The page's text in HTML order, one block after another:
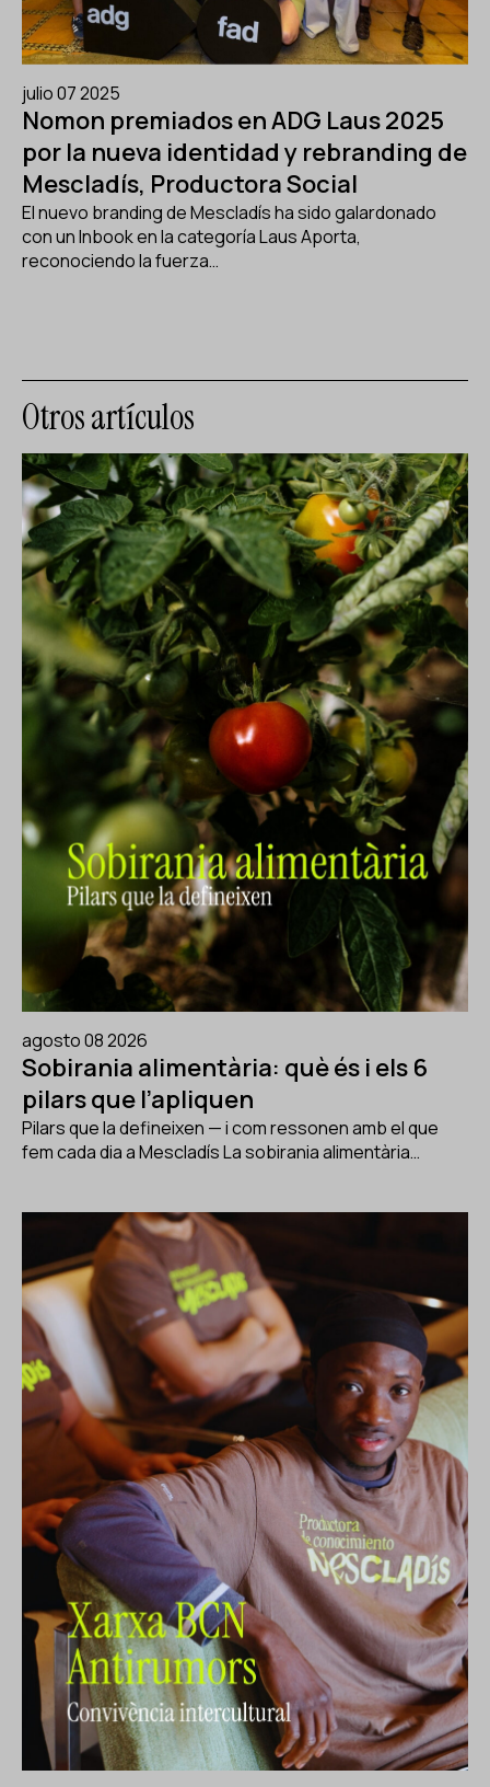
julio 07 2025
Nomon premiados en ADG Laus 2025
por la nueva identidad y rebranding de
Mescladís, Productora Social
El nuevo branding de Mescladís ha sido galardonado
con un Inbook en la categoría Laus Aporta,
reconociendo la fuerza…
Otros artículos
agosto 08 2026
Sobirania alimentària: què és i els 6
pilars que l’apliquen
Pilars que la defineixen — i com ressonen amb el que
fem cada dia a Mescladís La sobirania alimentària…